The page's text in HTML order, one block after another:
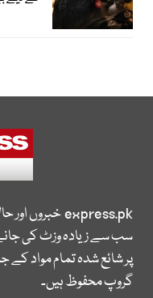
express.pkخبروں اور
سب سے زیادہ وزٹ کی
پر شائع شدہ تمام مواد
گروپ محفوظ ہیں۔